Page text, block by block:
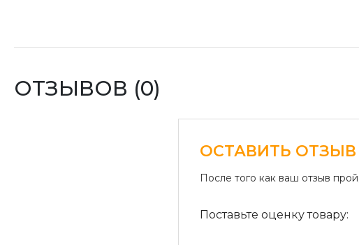
ОТЗЫВОВ (0)
ОСТАВИТЬ ОТЗЫВ
После того как ваш отзыв
Поставьте оценку товару: